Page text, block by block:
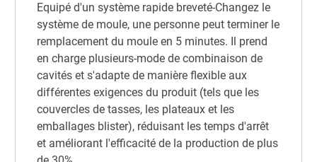
Equipé d'un système rapide breveté-Changez le
système de moule, une personne peut terminer le
remplacement du moule en 5 minutes. Il prend
en charge plusieurs-mode de combinaison de
cavités et s'adapte de manière flexible aux
différentes exigences du produit (tels que les
couvercles de tasses, les plateaux et les
emballages blister), réduisant les temps d'arrêt
et améliorant l'efficacité de la production de plus